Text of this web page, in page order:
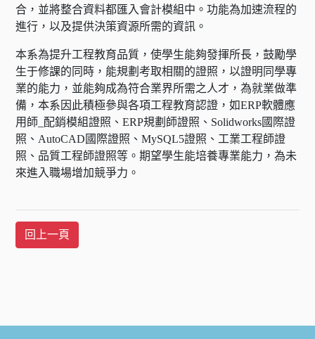
合，並將整合資料都匯入會計模組中。功能為加速流程的
進行，以及提供決策資源所需的資訊。
本系為提升工程教育品質，使學生能夠發揮所長，鼓勵學
生于修課的同時，能規劃考取相關的證照，以證明同學專
業的能力，並能夠成為符合業界所需之人才，為就業做準
備，本系因此積極參與各項工程教育認證，如ERP軟體應
用師_配銷模組證照、ERP規劃師證照、Solidworks國際證
照、AutoCAD國際證照、MySQL5證照、工業工程師證
照、品質工程師證照等。期望學生能培養專業能力，為未
來進入職場增加競爭力。